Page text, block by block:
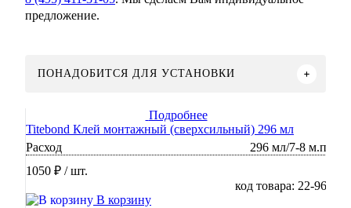
предложение.
ПОНАДОБИТСЯ ДЛЯ УСТАНОВКИ
Подробнее
Titebond Клей монтажный (сверхсильный) 296 мл
Расход
296 мл/7-8 м.п
1050 ₽ / шт.
код товара: 22-96
В корзину